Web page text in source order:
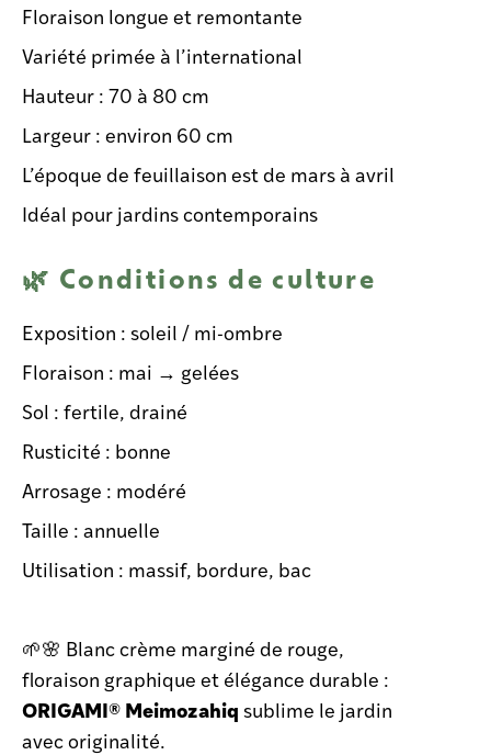
Floraison longue et remontante
Variété primée à l’international
Hauteur : 70 à 80 cm
Largeur : environ 60 cm
L’époque de feuillaison est de mars à avril
Idéal pour jardins contemporains
🌿 Conditions de culture
Exposition : soleil / mi-ombre
Floraison : mai → gelées
Sol : fertile, drainé
Rusticité : bonne
Arrosage : modéré
Taille : annuelle
Utilisation : massif, bordure, bac
🌱🌸 Blanc crème marginé de rouge,
floraison graphique et élégance durable :
ORIGAMI® Meimozahiq sublime le jardin
avec originalité.